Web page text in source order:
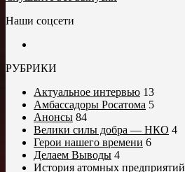
Наши соцсети
РУБРИКИ
Актуальное интервью 13
Амбассадоры Росатома 5
Анонсы 84
Велики силы добра — НКО 4
Герои нашего времени 6
Делаем Выводы 4
История атомных предприятий